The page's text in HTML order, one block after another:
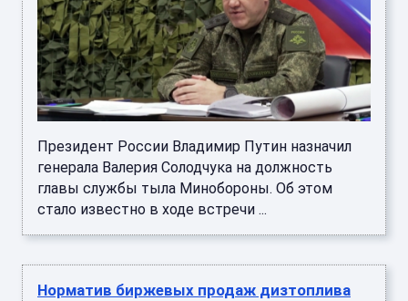
Президент России Владимир Путин назначил
генерала Валерия Солодчука на должность
главы службы тыла Минобороны. Об этом
стало известно в ходе встречи ...
Норматив биржевых продаж дизтоплива